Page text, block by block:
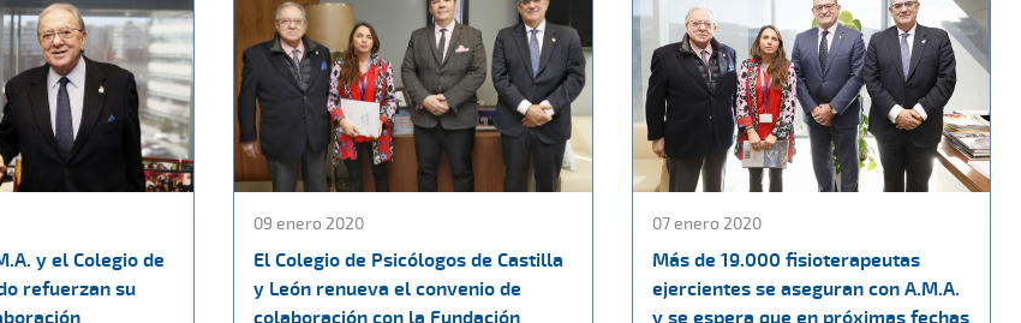
y el Colegio de
refuerzan su
09 enero 2020
El Colegio de Psicólogos de Castilla
y León renueva el convenio de
colaboración con la Fundación
07 enero 2020
Más de 19.000 fisioterapeutas
ejercientes se aseguran con A.M.A.
y se espera que en próximas fechas